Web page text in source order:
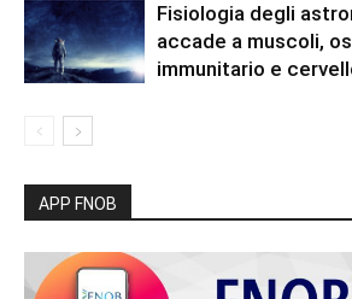
Fisiologia degli
accade a muscoli,
immunitario e
APP FNOB